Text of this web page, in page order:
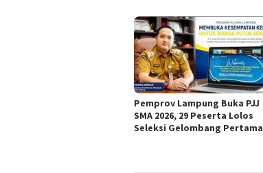
Pemprov Lampung Buka PJJ
SMA 2026, 29 Peserta Lolos
Seleksi Gelombang Pertama